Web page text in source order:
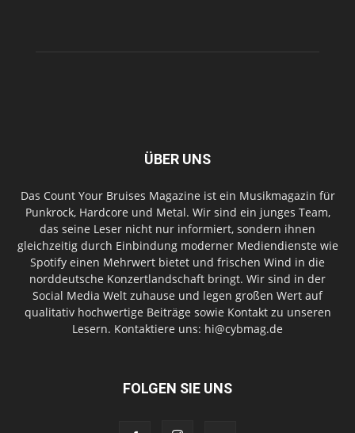
ÜBER UNS
Das Count Your Bruises Magazine ist ein Musikmagazin für
Punkrock, Hardcore und Metal. Wir sind ein junges Team,
das seine Leser nicht nur informiert, sondern ihnen
gleichzeitig durch Einbindung moderner Mediendienste wie
Spotify einen Mehrwert bietet und frischen Wind in die
norddeutsche Konzertlandschaft bringt. Wir sind in der
Social Media Welt zuhause und legen großen Wert auf
qualitativ hochwertige Beiträge sowie Kontakt zu unseren
Lesern. Kontaktiere uns: hi@cybmag.de
FOLGEN SIE UNS